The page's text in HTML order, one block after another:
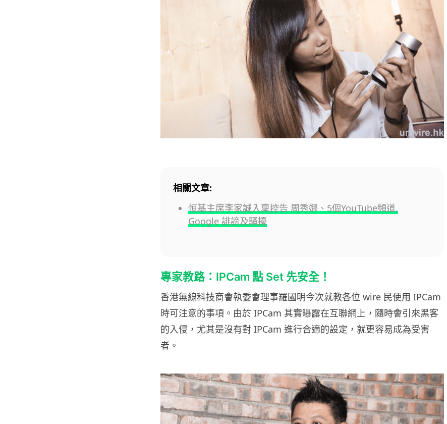
相關文章:
恒基主席李家誠入稟控告 周秀娜、5個YouTube頻道,
Google 誹謗及騷擾
專家教路：IPCam 點 Set 先安全！
香港無線科技商會執委會理事羅國明今次就教各位 wire 民使用 IPCam
時可注意的事項。由於 IPCam 其實曝露在互聯網上，隨時會引來黑客
的入侵，尤其是沒有對 IPCam 進行合適的設定，就更容易成為受害
者。